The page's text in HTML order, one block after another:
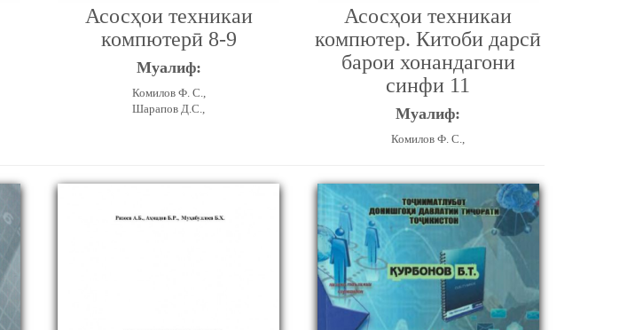
Асосҳои техникаи
компютерӣ 8-9
Муалиф:
Комилов Ф. С.,
Шарапов Д.С.,
Асосҳои техникаи
компютер. Китоби дарсӣ
барои хонандагони
синфи 11
Муалиф:
Комилов Ф. С.,